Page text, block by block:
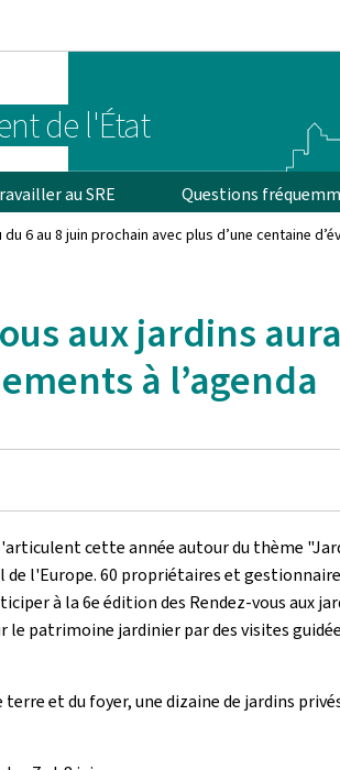
de l'État
au SRE
Questions
6 au 8 juin prochain avec plus d’une centaine
aux jardins
à l’agenda
cette année autour du thème
de l'Europe. 60 propriétaires et
à la 6e édition des Rendez-vous aux
patrimoine jardinier par des visites
terre et du foyer, une dizaine de jardins